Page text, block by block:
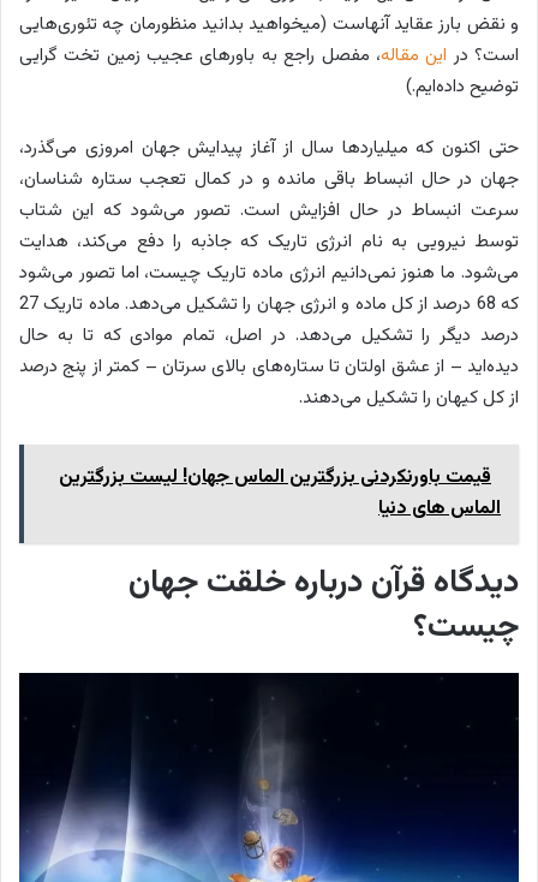
و نقض بارز عقاید آنهاست (می‎خواهید بدانید منظورمان چه تئوری‌هایی
است؟ در این مقاله، مفصل راجع به باورهای عجیب زمین تخت گرایی
توضیح داده‌ایم.)
حتی اکنون که میلیاردها سال از آغاز پیدایش جهان امروزی می‌گذرد،
جهان در حال انبساط باقی مانده و در کمال تعجب ستاره شناسان،
سرعت انبساط در حال افزایش است. تصور می‌شود که این شتاب
توسط نیرویی به نام انرژی تاریک که جاذبه را دفع می‌کند، هدایت
می‌شود. ما هنوز نمی‌دانیم انرژی ماده تاریک چیست، اما تصور می‌شود
که 68 درصد از کل ماده و انرژی جهان را تشکیل می‌دهد. ماده تاریک 27
درصد دیگر را تشکیل می‌دهد. در اصل، تمام موادی که تا به حال
دیده‌اید – از عشق اولتان تا ستاره‌های بالای سرتان – کمتر از پنج درصد
از کل کیهان را تشکیل می‌دهند.
قیمت باورنکردنی بزرگترین الماس جهان! لیست بزرگترین
الماس های دنیا
دیدگاه قرآن درباره خلقت جهان
چیست؟